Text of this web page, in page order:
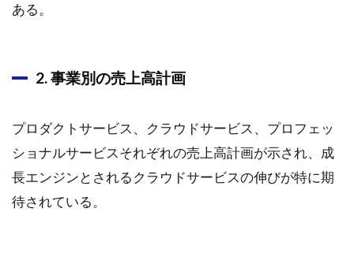
ある。
2. 事業別の売上高計画
プロダクトサービス、クラウドサービス、プロフェッ
ショナルサービスそれぞれの売上高計画が示され、成
長エンジンとされるクラウドサービスの伸びが特に期
待されている。